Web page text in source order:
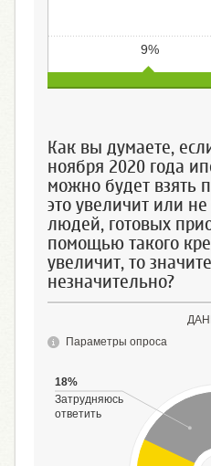
9%
Как вы думаете,
ноября 2020 года
можно будет взять
это увеличит или
людей, готовых
помощью такого
увеличит, то
незначительно?
Параметры опроса
18%
Затрудняюсь
ответить